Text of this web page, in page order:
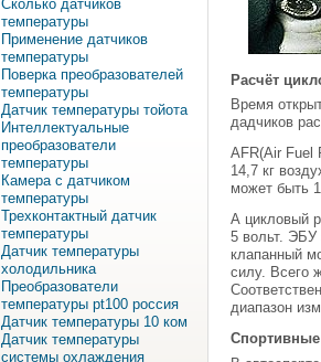
Сколько датчиков
температуры
Применение датчиков
температуры
Поверка преобразователей
температуры
Датчик температуры тойота
Интеллектуальные
преобразователи
температуры
Камера с датчиком
температуры
Трехконтактный датчик
температуры
Датчик температуры
холодильника
Преобразователи
температуры pt100 россия
Датчик температуры 10 ком
Датчик температуры
системы охлаждения
Расчёт
Время
дадчиков
AFR(Air Fuel
14,7 кг
может быть
А цикловый
5 вольт. ЭБУ
клапанный
силу. Всего
диапазон